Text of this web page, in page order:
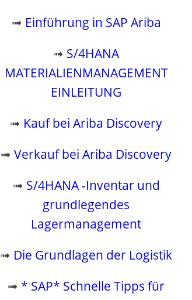
➟ Einführung in SAP Ariba
➟ S/4HANA
MATERIALIENMANAGEMENT
EINLEITUNG
➟ Kauf bei Ariba Discovery
➟Verkauf bei Ariba Discovery
➟ S/4HANA -Inventar und
grundlegendes
Lagermanagement
➟ Die Grundlagen der Logistik
➟ * SAP* Schnelle Tipps für